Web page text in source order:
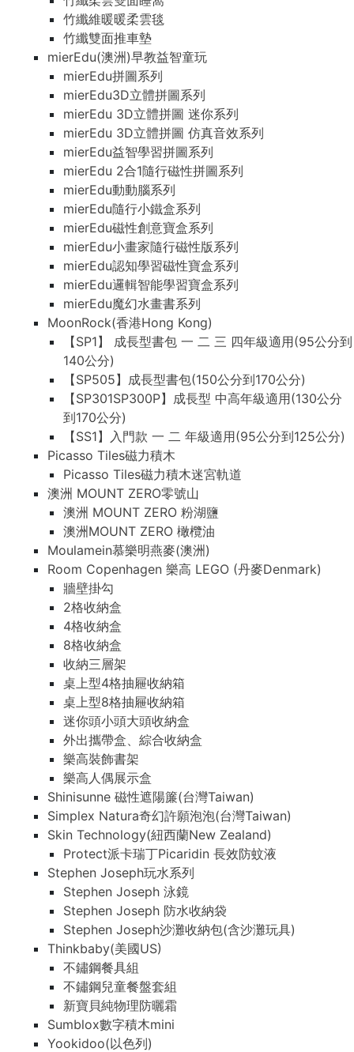
竹纖維暖暖柔雲毯
竹纖雙面推車墊
mierEdu(澳洲)早教益智童玩
mierEdu拼圖系列
mierEdu3D立體拼圖系列
mierEdu 3D立體拼圖 迷你系列
mierEdu 3D立體拼圖 仿真音效系列
mierEdu益智學習拼圖系列
mierEdu 2合1隨行磁性拼圖系列
mierEdu動動腦系列
mierEdu隨行小鐵盒系列
mierEdu磁性創意寶盒系列
mierEdu小畫家隨行磁性版系列
mierEdu認知學習磁性寶盒系列
mierEdu邏輯智能學習寶盒系列
mierEdu魔幻水畫書系列
MoonRock(香港Hong Kong)
【SP1】 成長型書包 一 二 三 四年級適用(95公分到
140公分)
【SP505】成長型書包(150公分到170公分)
【SP301SP300P】成長型 中高年級適用(130公分
到170公分)
【SS1】入門款 一 二 年級適用(95公分到125公分)
Picasso Tiles磁力積木
Picasso Tiles磁力積木迷宮軌道
澳洲 MOUNT ZERO零號山
澳洲 MOUNT ZERO 粉湖鹽
澳洲MOUNT ZERO 橄欖油
Moulamein慕樂明燕麥(澳洲)
Room Copenhagen 樂高 LEGO (丹麥Denmark)
牆壁掛勾
2格收納盒
4格收納盒
8格收納盒
收納三層架
桌上型4格抽屜收納箱
桌上型8格抽屜收納箱
迷你頭小頭大頭收納盒
外出攜帶盒、綜合收納盒
樂高裝飾書架
樂高人偶展示盒
Shinisunne 磁性遮陽簾(台灣Taiwan)
Simplex Natura奇幻許願泡泡(台灣Taiwan)
Skin Technology(紐西蘭New Zealand)
Protect派卡瑞丁Picaridin 長效防蚊液
Stephen Joseph玩水系列
Stephen Joseph 泳鏡
Stephen Joseph 防水收納袋
Stephen Joseph沙灘收納包(含沙灘玩具)
Thinkbaby(美國US)
不鏽鋼餐具組
不鏽鋼兒童餐盤套組
新寶貝純物理防曬霜
Sumblox數字積木mini
Yookidoo(以色列)